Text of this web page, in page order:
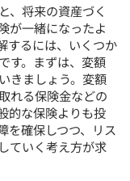
、将来の資産づく
が一緒になったよ
するには、いくつか
す。まずは、変額
きましょう。変額
れる保険金などの
的な保険よりも投
を確保しつつ、リス
ていく考え方が求